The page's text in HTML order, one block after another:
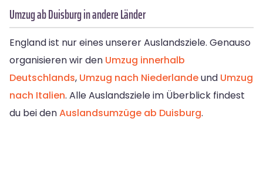
Umzug ab Duisburg in andere Länder
England ist nur eines unserer Auslandsziele. Genauso
organisieren wir den Umzug innerhalb
Deutschlands, Umzug nach Niederlandeund Umzug
nach Italien. Alle Auslandsziele im Überblick findest
du bei denAuslandsumzüge ab Duisburg.